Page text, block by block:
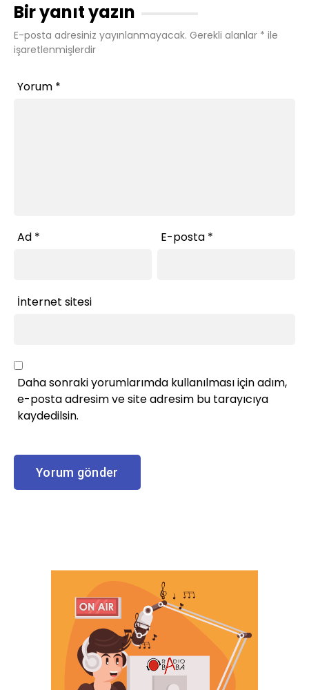
Bir yanıt yazın
E-posta adresiniz yayınlanmayacak. Gerekli alanlar * ile
işaretlenmişlerdir
Yorum *
Ad * E-posta *
İnternet sitesi
Daha sonraki yorumlarımda kullanılması için adım,
e-posta adresim ve site adresim bu tarayıcıya
kaydedilsin.